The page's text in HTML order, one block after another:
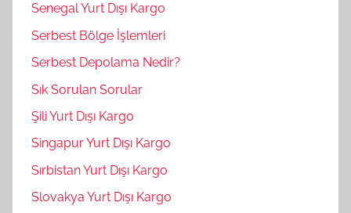
Senegal Yurt Dışı Kargo
Serbest Bölge İşlemleri
Serbest Depolama Nedir?
Sık Sorulan Sorular
Şili Yurt Dışı Kargo
Singapur Yurt Dışı Kargo
Sırbistan Yurt Dışı Kargo
Slovakya Yurt Dışı Kargo